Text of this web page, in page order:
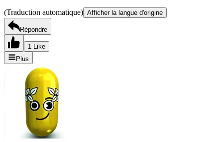
(Traduction automatique) Afficher la langue d'origine
Répondre
1 Like
Plus